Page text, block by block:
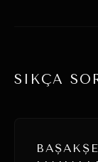
SIKÇA